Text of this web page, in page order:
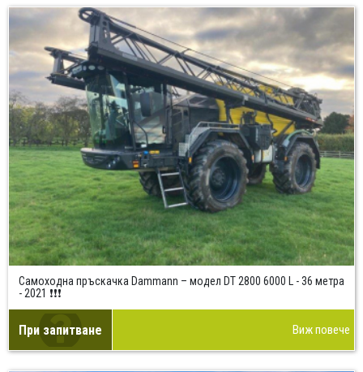
Самоходна пръскачка Dammann – модел DT 2800 6000 L - 36 метра
- 2021 ❗❗❗
При запитване Виж повече